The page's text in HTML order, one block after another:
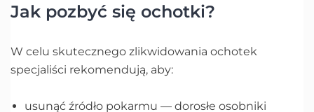
Jak pozbyć się ochotki?
W celu skutecznego zlikwidowania ochotek
specjaliści rekomendują, aby:
usunąć źródło pokarmu — dorosłe osobniki